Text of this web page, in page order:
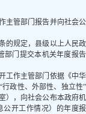
主管部门报告并向社会公
的规定，县级以上人民政
部门提交本机关年度报告
工作主管部门依据《中华
政性、外部性、独立性”
），向社会公布本政府机
公开工作情况）的年度报